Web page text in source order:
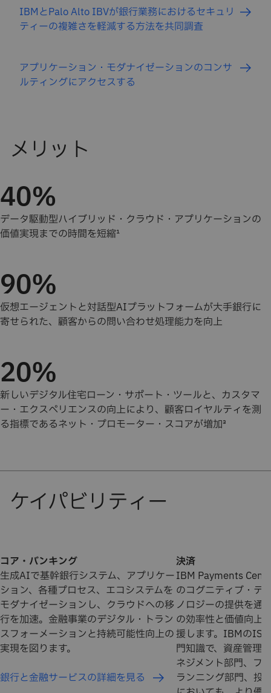
IBMとPalo Alto IBVが銀行業務におけるセキュリ
ティーの複雑さを軽減する方法を共同調査
アプリケーション・モダナイゼーションのコンサ
ルティングにアクセスする
40％
データ駆動型ハイブリッド・クラウド・アプリケーションの
価値実現までの時間を短縮¹
90%
仮想エージェントと対話型AIプラットフォームが大手銀行に
寄せられた、顧客からの問い合わせ処理能力を向上
20%
新しいデジタル住宅ローン・サポート・ツールと、カスタマ
ー・エクスペリエンスの向上により、顧客ロイヤルティを測
る指標であるネット・プロモーター・スコアが増加³
コア・バンキング
生成AIで基幹銀行システム、アプリケー
ション、各種プロセス、エコシステムを
モダナイゼーションし、クラウドへの移
行を加速。金融事業のデジタル・トラン
スフォーメーションと持続可能性向上の
実現を図ります。
銀行と金融サービスの詳細を見る
決済
IBM Payments
のコグニティブ・テ
ノロジーの提供を通
の効率性と価値向上
援します。IBMの
門知識で、資産管理
ネジメント部門、フ
ランニング部門、投